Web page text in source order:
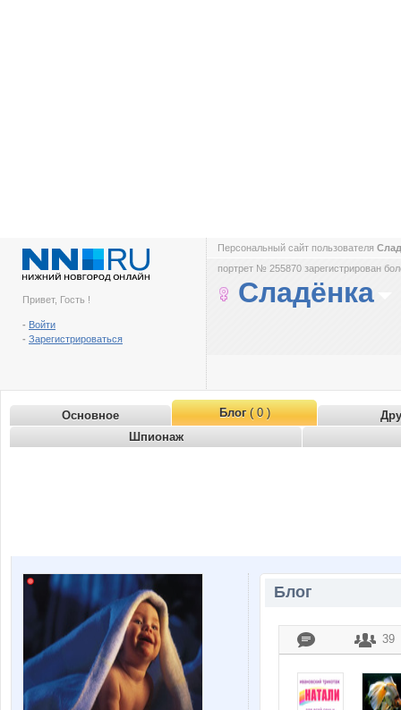
Привет, Гость !
- Войти
- Зарегистрироваться
Персональный сайт пользователя
портрет № 255870 зарегистрирован
Сладёнка
Основное Блог( 0 )
Шпионаж
Блог
39